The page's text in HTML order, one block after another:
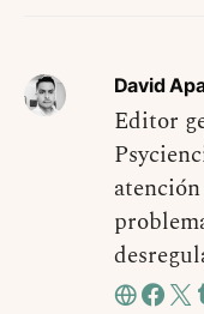
David
Editor